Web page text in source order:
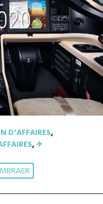
D'AFFAIRES,
,✈︎